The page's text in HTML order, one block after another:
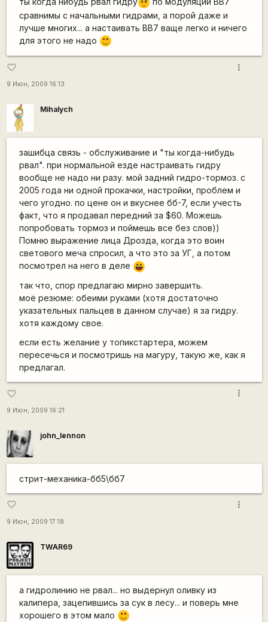
???
сравнимы с начальными гидрами, а порой даже и
лучше многих... а настаивать BB7 ваще легко и ничего
для этого не надо
:)
favorite_border
9 Июн, 2009 16:13
more_vert
Mihalych
зашибца связь - обслуживание и "ты когда-нибудь
рвал". при нормальной езде настраивать гидру
вообще не надо ни разу. мой задний гидро-тормоз. с
2005 года ни одной прокачки, настройки, проблем и
чего угодно. по цене он и вкуснее бб-7, если учесть
факт, что я продавал передний за $60. Можешь
попробовать тормоз и поймешь все без слов))
Помню выражение лица Дрозда, когда это воин
светового меча спросил, а что это за УГ, а потом
посмотрел на него в деле |-))
так что, спор предлагаю мирно завершить.
моё резюме: обеими руками (хотя достаточно
указательных пальцев в данном случае) я за гидру.
хотя каждому свое.
если есть желание у топикстартера, можем
пересечься и посмотришь на магуру, такую же, как я
предлагал.
favorite_border
9 Июн, 2009 16:21
more_vert
john_lennon
стрит-механика-бб5\бб7
favorite_border
9 Июн, 2009 17:18
more_vert
TWAR69
а гидролинию не рвал... но выдернул оливку из
калипера, зацепившись за сук в лесу... и поверь мне
хорошего в этом мало
:)